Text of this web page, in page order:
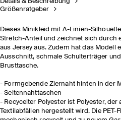
Größenratgeber
Dieses Minikleid mit A-Linien-
Stretch-Anteil und zeichnet sich durch
aus Jersey aus. Zudem hat das Modell
Ausschnitt, schmale Schulterträger
Brusttasche.
- Formgebende Ziernaht hinten in der
- Seitennahttaschen
- Recycelter Polyester ist Polyester, der
Textilabfällen hergestellt wird. Die PET-